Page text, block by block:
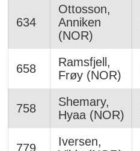
634
Ottosson,
Anniken
(NOR)
658
Ramsfjell,
Frøy (NOR)
758
Shemary,
Hyaa (NOR)
779
Iversen,